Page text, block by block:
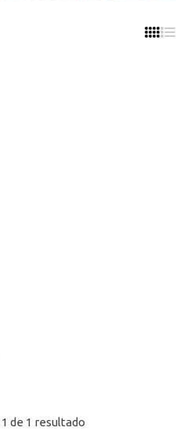
1 de 1 resultado